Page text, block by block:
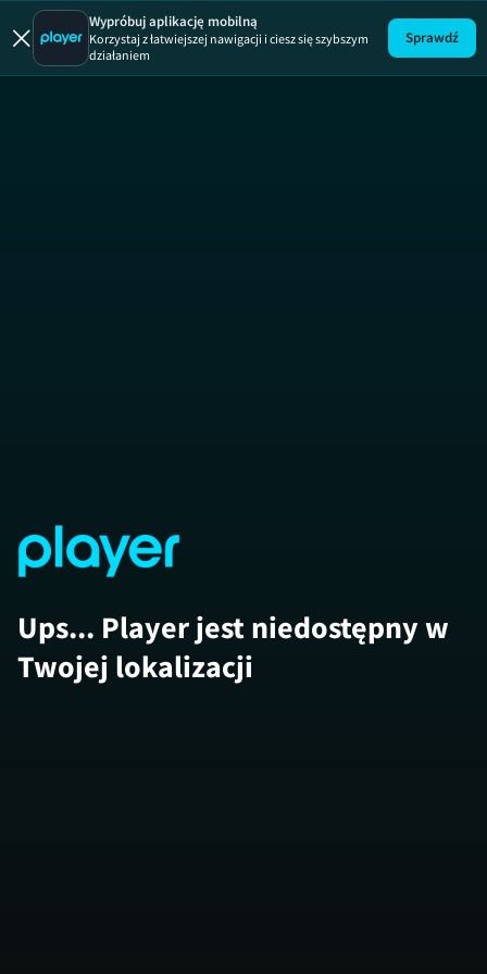
Wypróbuj aplikację mobilną
Korzystaj z łatwiejszej nawigacji i ciesz się szybszym
działaniem
Sprawdź
Ups... Player jest niedostępny w
Twojej lokalizacji